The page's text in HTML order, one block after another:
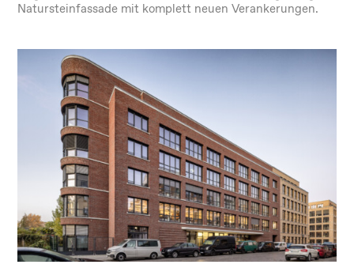
Natursteinfassade mit komplett neuen Verankerungen.